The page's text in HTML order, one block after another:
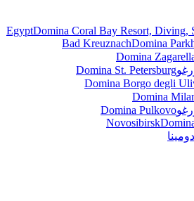
EgyptDomina Coral Bay Resort, Diving,
Bad KreuznachDomina
Domina
Domina St. Petersburg
Domina Borgo degli
Domina
Domina Pulkovo
Novosibirsk